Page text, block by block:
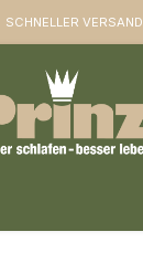
SCHNELLER VERSAND